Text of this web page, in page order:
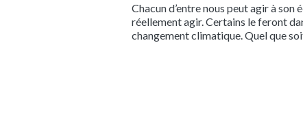
Chacun d’entre nous peut agir à
réellement agir. Certains le feront
changement climatique. Quel que